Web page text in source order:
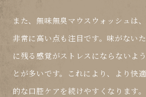
また、無味無臭マウスウォッシュは
非常に高い点も注目です。味がない
に残る感覚がストレスにならないよ
とが多いです。これにより、より快
的な口腔ケアを続けやすくなります